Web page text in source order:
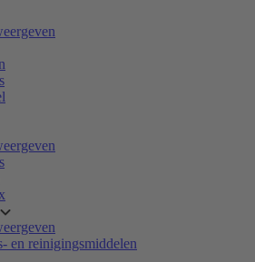
en reinigingsmiddelen